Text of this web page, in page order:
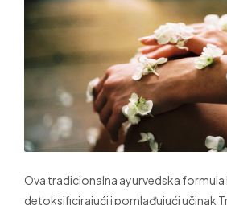
Ova tradicionalna ayurvedska
detoksificirajući i pomlađujući učinak